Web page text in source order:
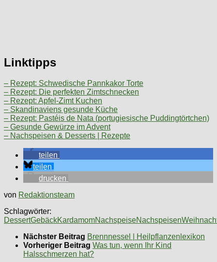
Linktipps
– Rezept: Schwedische Pannkakor Torte
– Rezept: Die perfekten Zimtschnecken
– Rezept: Apfel-Zimt Kuchen
– Skandinaviens gesunde Küche
– Rezept: Pastéis de Nata (portugiesische Puddingtörtchen)
– Gesunde Gewürze im Advent
– Nachspeisen & Desserts | Rezepte
teilen
teilen
drucken
von Redaktionsteam
Schlagwörter:
DessertGebäckKardamomNachspeiseNachspeisen
Nächster Beitrag Brennnessel | Heilpflanzenlexikon
Vorheriger Beitrag Was tun, wenn Ihr Kind
Halsschmerzen hat?